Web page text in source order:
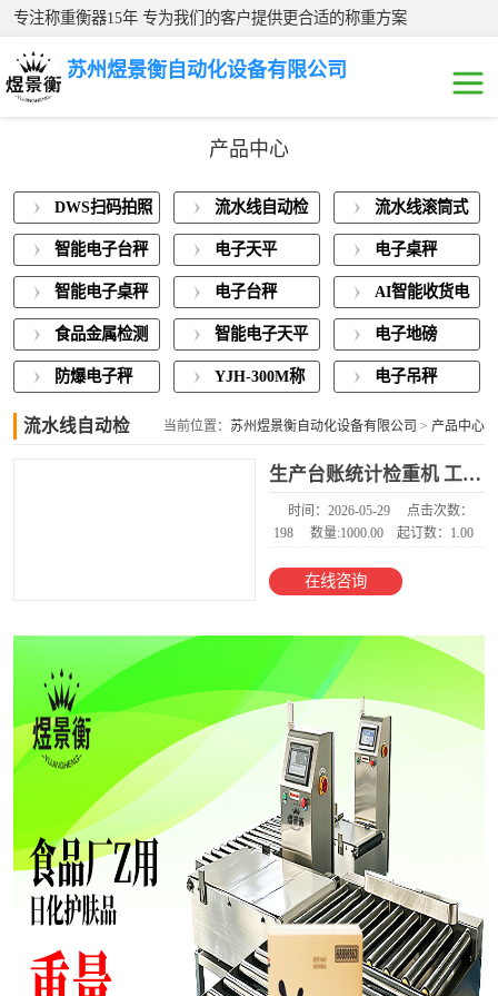
专注称重衡器15年 专为我们的客户提供更合适的称重方案
苏州煜景衡自动化设备有限公司
产品中心
DWS扫码拍照
称重一体机
流水线自动检
重秤
流水线滚筒式
电子秤
智能电子台秤 电子天平 电子桌秤
智能电子桌秤 电子台秤
AI智能收货电
子秤
食品金属检测
称重一体机
智能电子天平 电子地磅
防爆电子秤
YJH-300M称
电子吊秤
流水线自动检
当前位置： 苏州煜景衡自动化设备有限公司 > 产品中心
生产台账统计检重机 工控对接称重检测仪
时间：2026-05-29
点击次数：
198
数量:1000.00 起订数：1.00
在线咨询
重一体机
流水线自动检重
秤
流水线滚筒式电
子秤
智能电子台秤
电子天平
电子桌秤
秤
食品金属检测称
重一体机
智能电子天平
电子地磅
防爆电子秤
YJH-300M称重
模块
电子吊秤